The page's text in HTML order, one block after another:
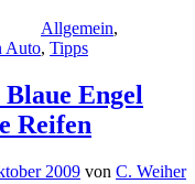
Allgemein,
Auto, Tipps
Engel
Reifen
2009 von C. Weiher